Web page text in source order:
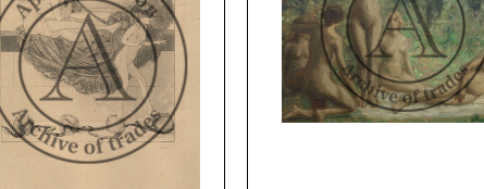
тюрьмы, казни за
композиции фигура
«Распятие»
вызвала недовольство
в составе
Фаззини, Антонио
группуНео-
«Новый фронт